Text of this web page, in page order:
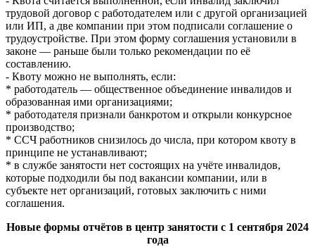
трудовой договор с работодателем или с другой организацией
или ИП, а две компании при этом подписали соглашение о
трудоустройстве. При этом форму соглашения установили в
законе — раньше были только рекомендации по её
составлению.
- Квоту можно не выполнять, если:
* работодатель — общественное объединение инвалидов и
образованная ими организациями;
* работодателя признали банкротом и открыли конкурсное
производство;
* ССЧ работников снизилось до числа, при котором квоту в
принципе не устанавливают;
* в службе занятости нет состоящих на учёте инвалидов,
которые подходили бы под вакансии компании, или в
субъекте нет организаций, готовых заключить с ними
соглашения.
Новые формы отчётов в центр занятости с 1 сентября 2024
года